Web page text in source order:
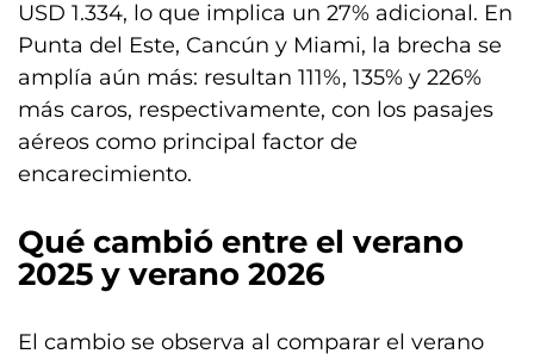
USD 1.334, lo que implica un 27% adicional. En
Punta del Este, Cancún y Miami, la brecha se
amplía aún más: resultan 111%, 135% y 226%
más caros, respectivamente, con los pasajes
aéreos como principal factor de
encarecimiento.
Qué cambió entre el verano
2025 y verano 2026
El cambio se observa al comparar el verano